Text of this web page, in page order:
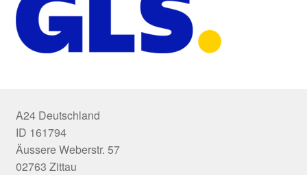
A24 Deutschland
ID 161794
Äussere Weberstr. 57
02763 Zittau